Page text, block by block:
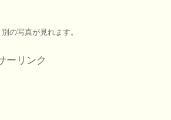
の写真が見れます。
ーリンク